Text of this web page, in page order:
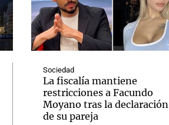
Sociedad
La fiscalía mantiene
restricciones a Facundo
Moyano tras la declaración
de su pareja